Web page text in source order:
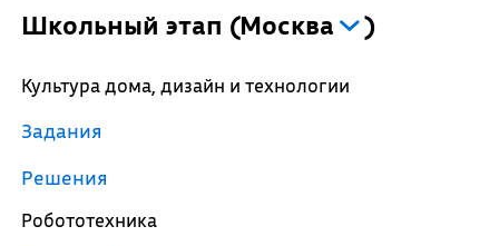
Школьный этап (Москва )
Культура дома, дизайн и технологии
Задания
Решения
Робототехника